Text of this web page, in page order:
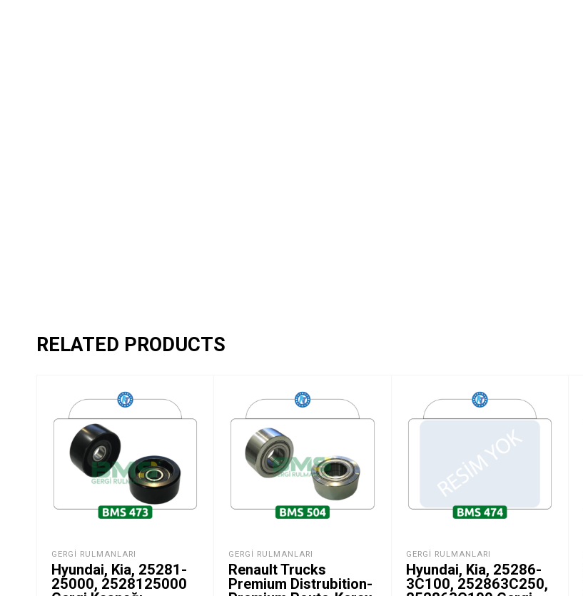
RELATED PRODUCTS
GERGI RULMANLARI
Hyundai, Kia, 25281-
25000, 2528125000
GERGI RULMANLARI
Renault Trucks
Premium Distrubition-
GERGI RULMANLARI
Hyundai, Kia, 25286-
3C100, 252863C250,